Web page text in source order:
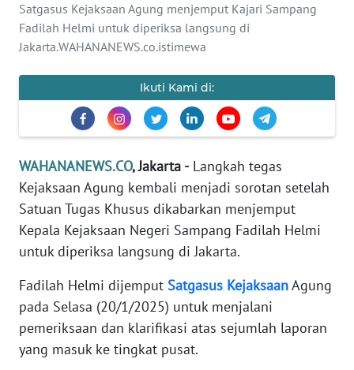
Satgasus Kejaksaan Agung menjemput Kajari Sampang
Fadilah Helmi untuk diperiksa langsung di
Jakarta.WAHANANEWS.co.istimewa
Ikuti Kami di:
WAHANANEWS.CO, Jakarta -Langkah tegas
Kejaksaan Agung kembali menjadi sorotan setelah
Satuan Tugas Khusus dikabarkan menjemput
Kepala Kejaksaan Negeri Sampang Fadilah Helmi
untuk diperiksa langsung di Jakarta.
Fadilah Helmi dijemput Satgasus KejaksaanAgung
pada Selasa (20/1/2025) untuk menjalani
pemeriksaan dan klarifikasi atas sejumlah laporan
yang masuk ke tingkat pusat.
OLAHRAGA
EDITORIAL
INDEKS
BERITA
KONTAK
KAMI
INFO
TENTANG